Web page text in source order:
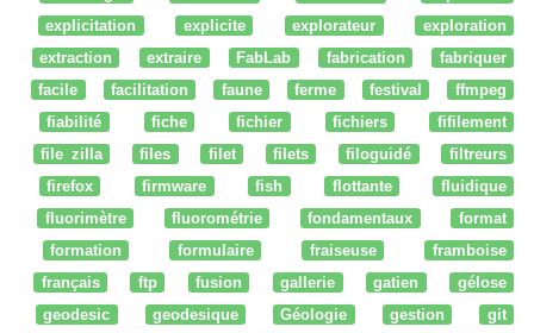
explicitation
explicite explorateur
exploration
extraction
extraire FabLab fabrication
fabriquer
facile
facilitation faune ferme festival
ffmpeg
fiabilité
fiche fichier fichiers
fifilement
file zilla
files filet filets filoguidé
filtreurs
firefox
firmware fish flottante
fluidique
fluorimètre
fluorométrie fondamentaux
format
formation
formulaire fraiseuse
framboise
français
ftp fusion gallerie gatien
gélose
geodesic
geodesique Géologie gestion
git